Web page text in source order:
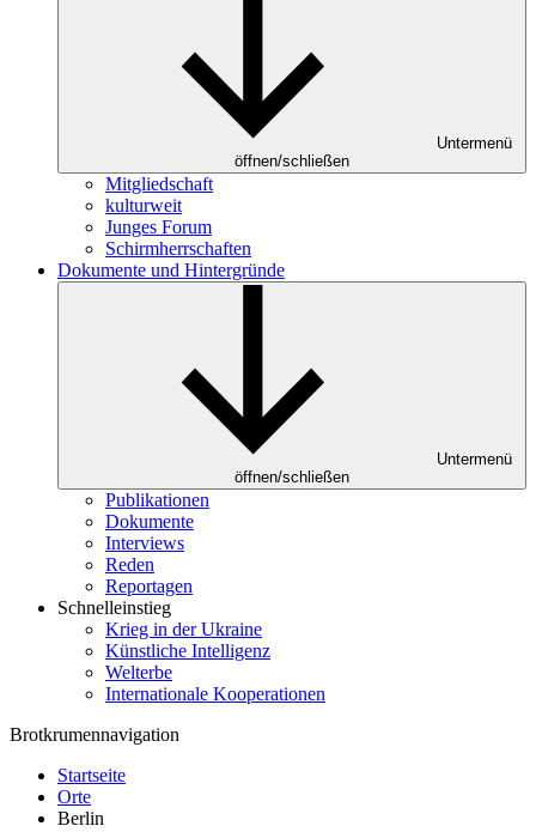
Untermenü
öffnen/schließen
Mitgliedschaft
kulturweit
Junges Forum
Schirmherrschaften
Dokumente und Hintergründe
Untermenü
öffnen/schließen
Publikationen
Dokumente
Interviews
Reden
Reportagen
Schnelleinstieg
Krieg in der Ukraine
Künstliche Intelligenz
Welterbe
Internationale Kooperationen
Brotkrumennavigation
Startseite
Orte
Berlin